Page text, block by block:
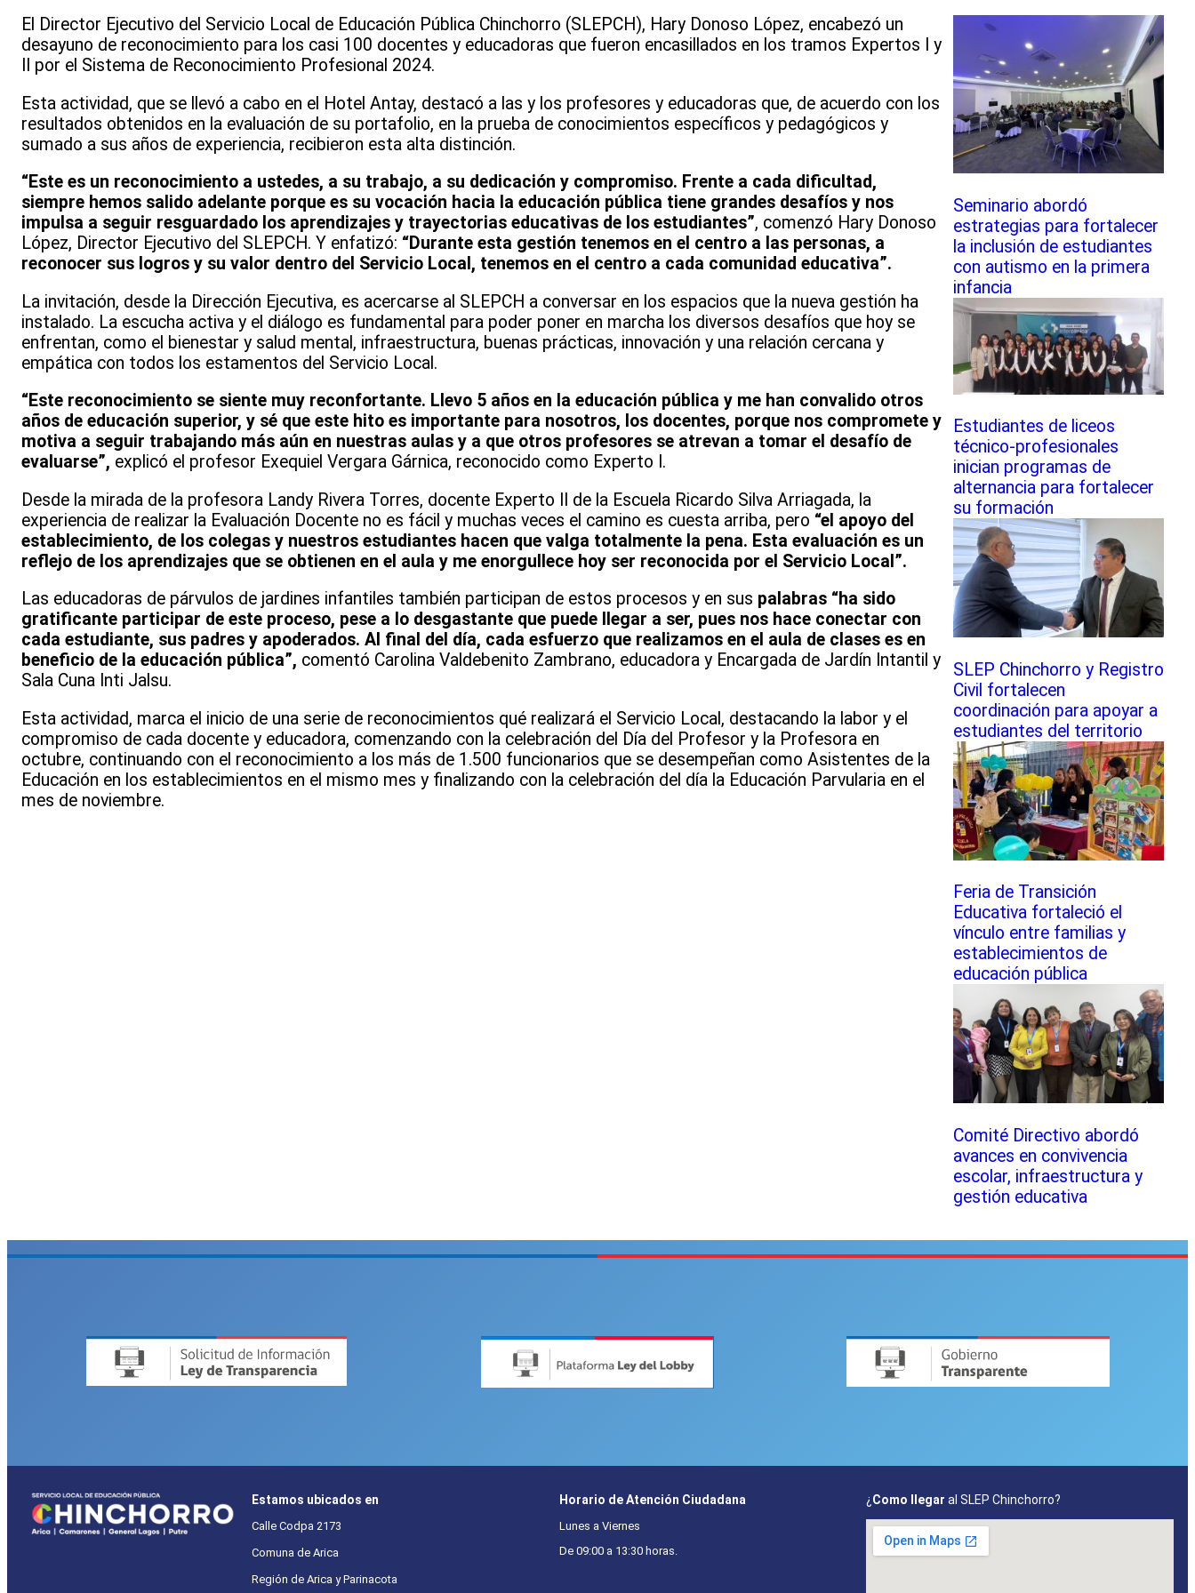
El Director Ejecutivo del Servicio Local de Educación Pública Chinchorro (SLEPCH), Hary Donoso López, encabezó un
desayuno de reconocimiento para los casi 100 docentes y educadoras que fueron encasillados en los tramos Expertos I y
II por el Sistema de Reconocimiento Profesional 2024.
Esta actividad, que se llevó a cabo en el Hotel Antay, destacó a las y los profesores y educadoras que, de acuerdo con los
resultados obtenidos en la evaluación de su portafolio, en la prueba de conocimientos específicos y pedagógicos y
sumado a sus años de experiencia, recibieron esta alta distinción.
“Este es un reconocimiento a ustedes, a su trabajo, a su dedicación y compromiso. Frente a cada dificultad,
siempre hemos salido adelante porque es su vocación hacia la educación pública tiene grandes desafíos y nos
impulsa a seguir resguardado los aprendizajes y trayectorias educativas de los estudiantes”, comenzó Hary Donoso
López, Director Ejecutivo del SLEPCH. Y enfatizó: “Durante esta gestión tenemos en el centro a las personas, a
reconocer sus logros y su valor dentro del Servicio Local, tenemos en el centro a cada comunidad educativa”.
La invitación, desde la Dirección Ejecutiva, es acercarse al SLEPCH a conversar en los espacios que la nueva gestión ha
instalado. La escucha activa y el diálogo es fundamental para poder poner en marcha los diversos desafíos que hoy se
enfrentan, como el bienestar y salud mental, infraestructura, buenas prácticas, innovación y una relación cercana y
empática con todos los estamentos del Servicio Local.
“Este reconocimiento se siente muy reconfortante. Llevo 5 años en la educación pública y me han convalido otros
años de educación superior, y sé que este hito es importante para nosotros, los docentes, porque nos compromete y
motiva a seguir trabajando más aún en nuestras aulas y a que otros profesores se atrevan a tomar el desafío de
evaluarse”, explicó el profesor Exequiel Vergara Gárnica, reconocido como Experto I.
Desde la mirada de la profesora Landy Rivera Torres, docente Experto II de la Escuela Ricardo Silva Arriagada, la
experiencia de realizar la Evaluación Docente no es fácil y muchas veces el camino es cuesta arriba, pero “el apoyo del
establecimiento, de los colegas y nuestros estudiantes hacen que valga totalmente la pena. Esta evaluación es un
reflejo de los aprendizajes que se obtienen en el aula y me enorgullece hoy ser reconocida por el Servicio Local”.
Las educadoras de párvulos de jardines infantiles también participan de estos procesos y en sus palabras “ha sido
gratificante participar de este proceso, pese a lo desgastante que puede llegar a ser, pues nos hace conectar con
cada estudiante, sus padres y apoderados. Al final del día, cada esfuerzo que realizamos en el aula de clases es en
beneficio de la educación pública”, comentó Carolina Valdebenito Zambrano, educadora y Encargada de Jardín Intantil y
Sala Cuna Inti Jalsu.
Esta actividad, marca el inicio de una serie de reconocimientos qué realizará el Servicio Local, destacando la labor y el
compromiso de cada docente y educadora, comenzando con la celebración del Día del Profesor y la Profesora en
octubre, continuando con el reconocimiento a los más de 1.500 funcionarios que se desempeñan como Asistentes de la
Educación en los establecimientos en el mismo mes y finalizando con la celebración del día la Educación Parvularia en el
mes de noviembre.
Seminario abordó
estrategias para fortalecer
la inclusión de estudiantes
con autismo en la primera
infancia
Estudiantes de liceos
técnico-profesionales
inician programas de
alternancia para fortalecer
su formación
SLEP Chinchorro y Registro
Civil fortalecen
coordinación para apoyar a
estudiantes del territorio
Feria de Transición
Educativa fortaleció el
vínculo entre familias y
establecimientos de
educación pública
Comité Directivo abordó
avances en convivencia
escolar, infraestructura y
gestión educativa
Estamos ubicados en
Calle Codpa 2173
Comuna de Arica
Región de Arica y Parinacota
Horario de Atención Ciudadana
Lunes a Viernes
De 09:00 a 13:30 horas.
¿ Como llegar al SLEP Chinchorro?